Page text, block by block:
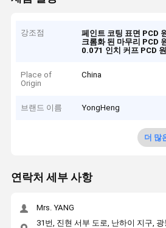
강조점 페인트 코팅 표면 PCD
크롬화 된 마무리 PCD
0.071 인치 커프 PCD
Place of
Origin
China
브랜드 이름 YongHeng
더 많
연락처 세부 사항
Mrs. YANG
31번, 진현 서부 도로, 난하이 지구, 광